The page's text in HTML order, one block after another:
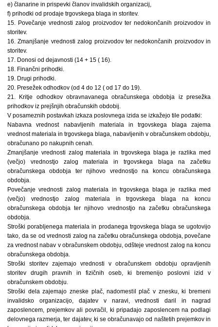
e) članarine in prispevki članov invalidskih organizacij,
f) prihodki od prodaje trgovskega blaga in storitev.
15. Povečanje vrednosti zalog proizvodov ter nedokončanih proizvodov in
storitev.
16. Zmanjšanje vrednosti zalog proizvodov ter nedokončanih proizvodov in
storitev.
17. Donosi od dejavnosti (14 + 15 ( 16).
18. Finančni prihodki.
19. Drugi prihodki.
20. Presežek odhodkov (od 4 do 12 ( od 17 do 19).
21. Kritje odhodkov obravnavanega obračunskega obdobja iz presežka
prihodkov iz prejšnjih obračunskih obdobij.
V posameznih postavkah izkaza poslovnega izida se izkažejo tile podatki:
Nabavna vrednost nabavljenih materiala in trgovskega blaga zajema
vrednost materiala in trgovskega blaga, nabavljenih v obračunskem obdobju,
obračunano po nakupnih cenah.
Zmanjšanje vrednosti zalog materiala in trgovskega blaga je razlika med
(večjo) vrednostjo zalog materiala in trgovskega blaga na začetku
obračunskega obdobja ter njihovo vrednostjo na koncu obračunskega
obdobja.
Povečanje vrednosti zalog materiala in trgovskega blaga je razlika med
(večjo) vrednostjo zalog materiala in trgovskega blaga na koncu
obračunskega obdobja ter njihovo vrednostjo na začetku obračunskega
obdobja.
Stroški porabljenega materiala in prodanega trgovskega blaga se ugotovijo
tako, da se od vrednosti zalog na začetku obračunskega obdobja, povečane
za vrednost nabav v obračunskem obdobju, odšteje vrednost zalog na koncu
obračunskega obdobja.
Stroški storitev zajemajo vrednosti v obračunskem obdobju opravljenih
storitev drugih pravnih in fizičnih oseb, ki bremenijo poslovni izid v
obračunskem obdobju.
Stroški dela zajemajo zneske plač, nadomestil plač v znesku, ki bremeni
invalidsko organizacijo, dajatev v naravi, vrednosti daril in nagrad
zaposlencem, prejemkov ali povračil, ki pripadajo zaposlencem na podlagi
delovnega razmerja, ter dajatev, ki se obračunavajo od naštetih prejemkov in